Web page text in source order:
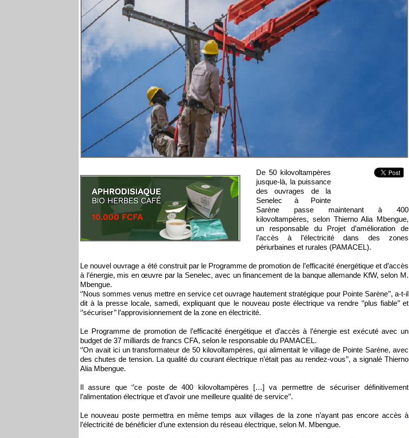
De 50 kilovoltampères
jusque-là, la puissance
des ouvrages de la
Senelec à Pointe
Sarène passe maintenant à 400
kilovoltampères, selon Thierno Alia Mbengue,
un responsable du Projet d’amélioration de
l’accès à l’électricité dans des zones
périurbaines et rurales (PAMACEL).
Le nouvel ouvrage a été construit par le Programme de promotion de l’efficacité énergétique et d’accès
à l’énergie, mis en œuvre par la Senelec, avec un financement de la banque allemande KfW, selon M.
Mbengue.
‘’Nous sommes venus mettre en service cet ouvrage hautement stratégique pour Pointe Sarène’’, a-t-il
dit à la presse locale, samedi, expliquant que le nouveau poste électrique va rendre ‘’plus fiable’’ et
‘’sécuriser’’ l’approvisionnement de la zone en électricité.
Le Programme de promotion de l’efficacité énergétique et d’accès à l’énergie est exécuté avec un
budget de 37 milliards de francs CFA, selon le responsable du PAMACEL.
‘’On avait ici un transformateur de 50 kilovoltampères, qui alimentait le village de Pointe Sarène, avec
des chutes de tension. La qualité du courant électrique n’était pas au rendez-vous’’, a signalé Thierno
Alia Mbengue.
Il assure que ‘’ce poste de 400 kilovoltampères […] va permettre de sécuriser définitivement
l’alimentation électrique et d’avoir une meilleure qualité de service’’.
Le nouveau poste permettra en même temps aux villages de la zone n’ayant pas encore accès à
l’électricité de bénéficier d’une extension du réseau électrique, selon M. Mbengue.